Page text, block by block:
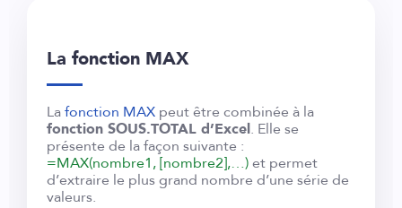
La fonction MAX
Lafonction MAX peut être combinée à la
fonction SOUS.TOTAL d’Excel. Elle se
présente de la façon suivante :
=MAX(nombre1, [nombre2],…)et permet
d’extraire le plus grand nombre d’une série de
valeurs.